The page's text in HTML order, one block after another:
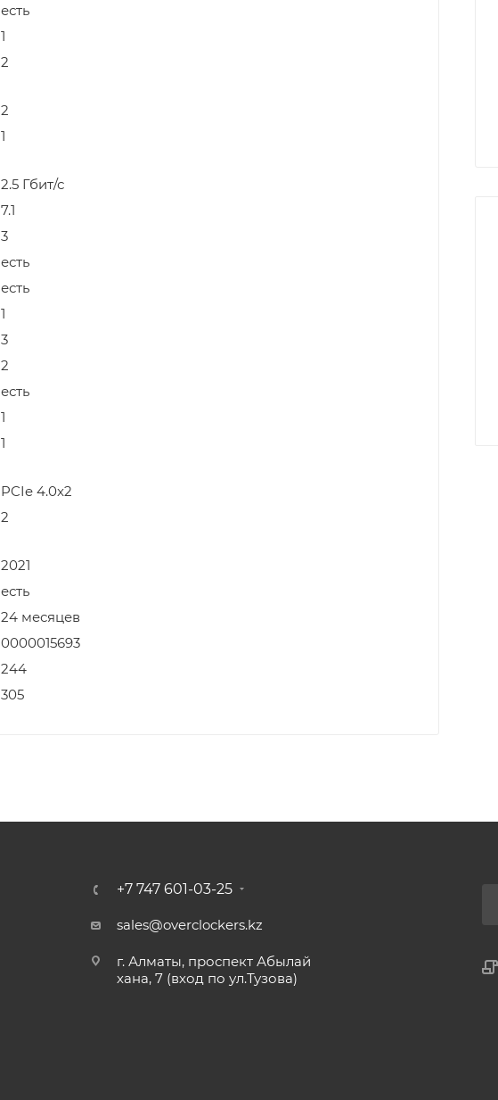
есть
1
2
2
1
2.5 Гбит/с
7.1
3
есть
есть
1
3
2
есть
1
1
PCIe 4.0x2
2
2021
есть
24 месяцев
0000015693
244
305
+7 747 601-03-25
sales@overclockers.kz
г. Алматы, проспект Абылай
хана, 7 (вход по ул.Тузова)